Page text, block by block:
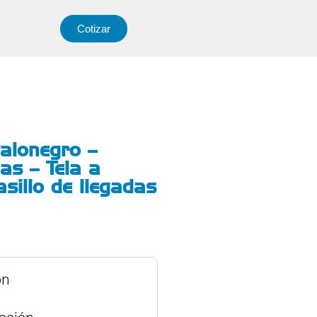
Cotizar
–
– Tela a
de llegadas